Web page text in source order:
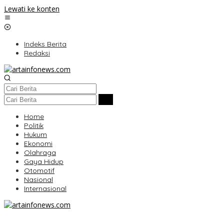
Lewati ke konten
Indeks Berita
Redaksi
Home
Politik
Hukum
Ekonomi
Olahraga
Gaya Hidup
Otomotif
Nasional
Internasional